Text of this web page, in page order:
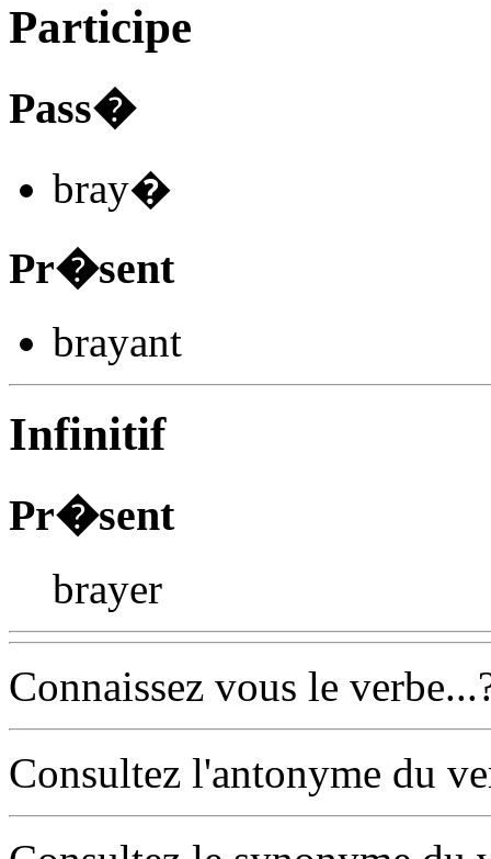
Participe
Pass�
bray�
Pr�sent
brayant
Infinitif
Pr�sent
brayer
Connaissez vous le
Consultez l'antonyme du